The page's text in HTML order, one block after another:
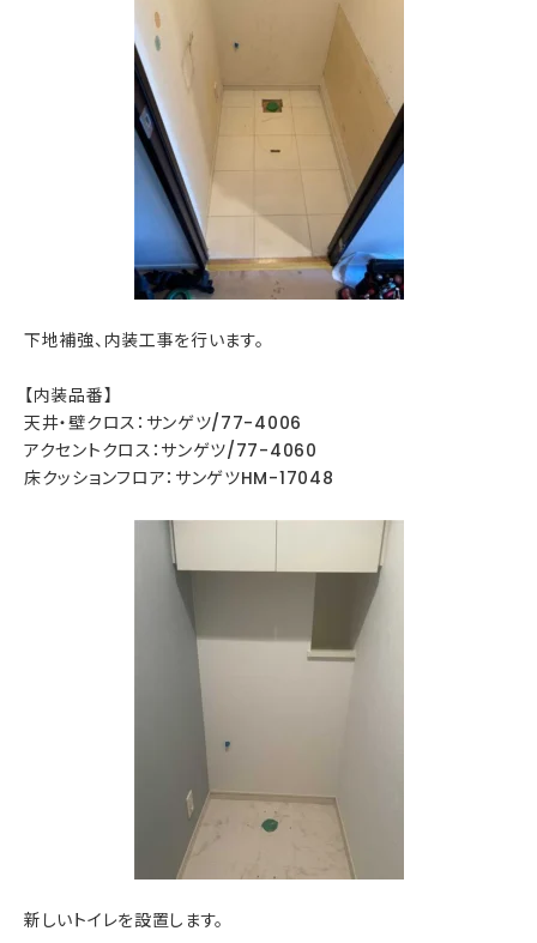
下地補強、内装工事を行います。
【内装品番】
天井・壁クロス：サンゲツ/77-4006
アクセントクロス：サンゲツ/77-4060
床クッションフロア：サンゲツHM-17048
新しいトイレを設置します。